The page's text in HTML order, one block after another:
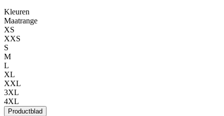
Kleuren
Maatrange
XS
XXS
S
M
L
XL
XXL
3XL
4XL
Productblad